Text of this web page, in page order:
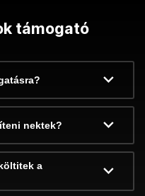
támogató
nektek?
a